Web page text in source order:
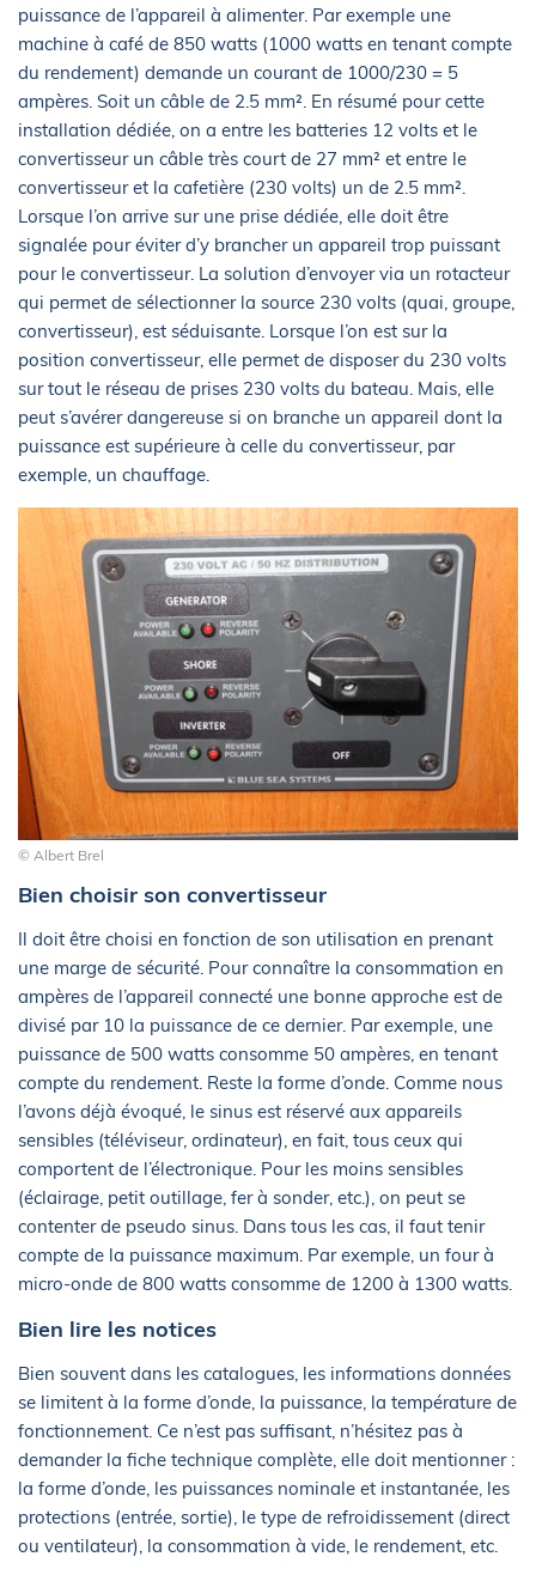
puissance de l’appareil à alimenter. Par exemple une
machine à café de 850 watts (1000 watts en tenant compte
du rendement) demande un courant de 1000/230 = 5
ampères. Soit un câble de 2.5 mm². En résumé pour cette
installation dédiée, on a entre les batteries 12 volts et le
convertisseur un câble très court de 27 mm² et entre le
convertisseur et la cafetière (230 volts) un de 2.5 mm².
Lorsque l’on arrive sur une prise dédiée, elle doit être
signalée pour éviter d’y brancher un appareil trop puissant
pour le convertisseur. La solution d’envoyer via un rotacteur
qui permet de sélectionner la source 230 volts (quai, groupe,
convertisseur), est séduisante. Lorsque l’on est sur la
position convertisseur, elle permet de disposer du 230 volts
sur tout le réseau de prises 230 volts du bateau. Mais, elle
peut s’avérer dangereuse si on branche un appareil dont la
puissance est supérieure à celle du convertisseur, par
exemple, un chauffage.
© Albert Brel
Bien choisir son convertisseur
Il doit être choisi en fonction de son utilisation en prenant
une marge de sécurité. Pour connaître la consommation en
ampères de l’appareil connecté une bonne approche est de
divisé par 10 la puissance de ce dernier. Par exemple, une
puissance de 500 watts consomme 50 ampères, en tenant
compte du rendement. Reste la forme d’onde. Comme nous
l’avons déjà évoqué, le sinus est réservé aux appareils
sensibles (téléviseur, ordinateur), en fait, tous ceux qui
comportent de l’électronique. Pour les moins sensibles
(éclairage, petit outillage, fer à sonder, etc.), on peut se
contenter de pseudo sinus. Dans tous les cas, il faut tenir
compte de la puissance maximum. Par exemple, un four à
micro-onde de 800 watts consomme de 1200 à 1300 watts.
Bien lire les notices
Bien souvent dans les catalogues, les informations données
se limitent à la forme d’onde, la puissance, la température de
fonctionnement. Ce n’est pas suffisant, n’hésitez pas à
demander la fiche technique complète, elle doit mentionner :
la forme d’onde, les puissances nominale et instantanée, les
protections (entrée, sortie), le type de refroidissement (direct
ou ventilateur), la consommation à vide, le rendement, etc.